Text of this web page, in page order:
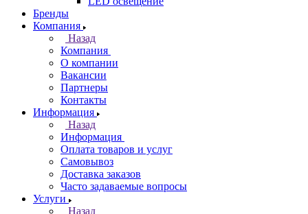
Бренды
Компания
Назад
Компания
О компании
Вакансии
Партнеры
Контакты
Информация
Назад
Информация
Оплата товаров и услуг
Самовывоз
Доставка заказов
Часто задаваемые вопросы
Услуги
Назад